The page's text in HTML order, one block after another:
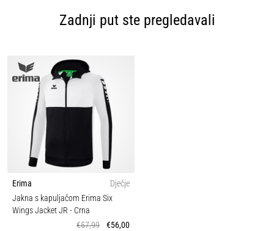
Zadnji put ste pregledavali
Erima
Dječje
Jakna s kapuljačom Erima Six
Wings Jacket JR - Crna
€57,99
€56,00